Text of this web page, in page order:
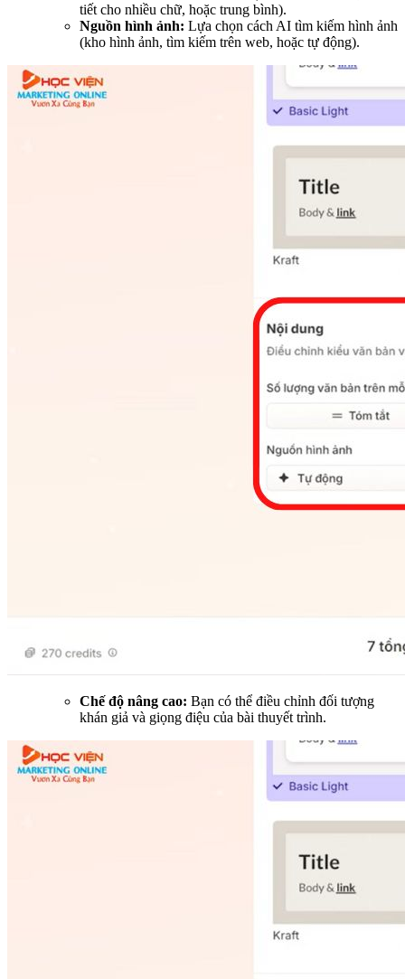
tiết cho nhiều chữ, hoặc trung bình).
Nguồn hình ảnh: Lựa chọn cách AI tìm kiếm hình ảnh
(kho hình ảnh, tìm kiếm trên web, hoặc tự động).
Chế độ nâng cao: Bạn có thể điều chỉnh đối tượng
khán giả và giọng điệu của bài thuyết trình.